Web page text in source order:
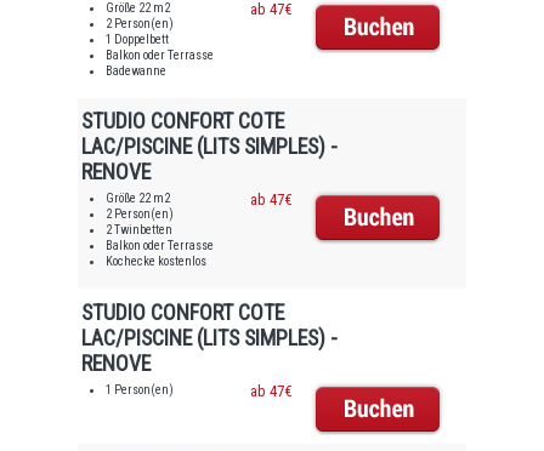
Größe 22 m2
2 Person(en)
1 Doppelbett
Balkon oder Terrasse
Badewanne
ab 47€
STUDIO CONFORT COTE
LAC/PISCINE (LITS SIMPLES) -
RENOVE
Größe 22 m2
2 Person(en)
2 Twinbetten
Balkon oder Terrasse
Kochecke kostenlos
ab 47€
STUDIO CONFORT COTE
LAC/PISCINE (LITS SIMPLES) -
RENOVE
1 Person(en) ab 47€